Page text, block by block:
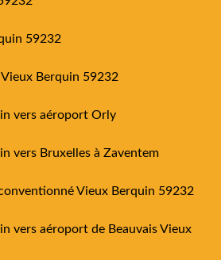
59232
Berquin 59232
vers aéroport Orly
vers Bruxelles à Zaventem
Vieux Berquin 59232
vers aéroport de Beauvais Vieux